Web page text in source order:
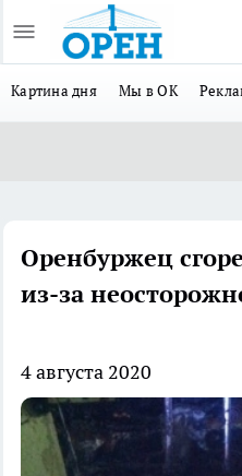
Картина дня Мы в ОК
Оренбуржец
из-за
4 августа 2020